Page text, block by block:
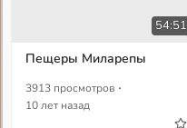
54:51
Пещеры Миларепы
3913 просмотров ·
10 лет назад